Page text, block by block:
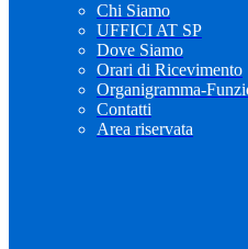
Chi Siamo
UFFICI AT SP
Dove Siamo
Orari di Ricevimento
Organigramma-
Contatti
Area riservata